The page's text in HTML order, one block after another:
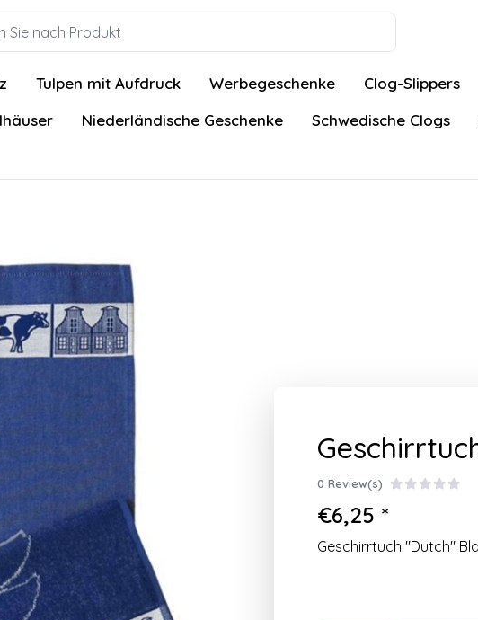
Tulpen mit Aufdruck Werbegeschenke Clog-Slippers
Niederländische Geschenke Schwedische Clogs
0 Review(s)
€6,25 *
Geschirrtuch "Dutch"